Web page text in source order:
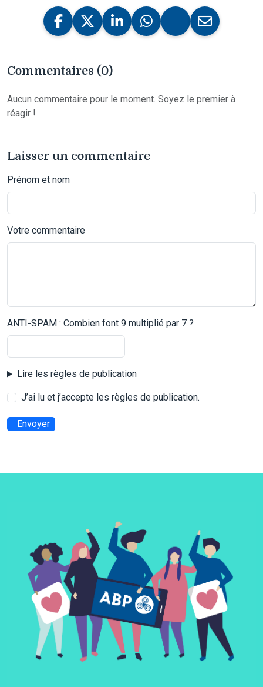
Commentaires (0)
Aucun commentaire pour le moment. Soyez le premier à
réagir !
Laisser un commentaire
Prénom et nom
Votre commentaire
ANTI-SPAM : Combien font 9 multiplié par 7 ?
Lire les règles de publication
J’ai lu et j’accepte les règles de publication.
Envoyer